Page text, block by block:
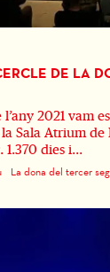
DE LA
2021 vam
Sala Atrium
1.370 dies i...
La dona del tercer